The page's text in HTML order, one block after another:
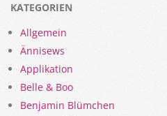
KATEGORIEN
Allgemein
Ännisews
Applikation
Belle & Boo
Benjamin Blümchen